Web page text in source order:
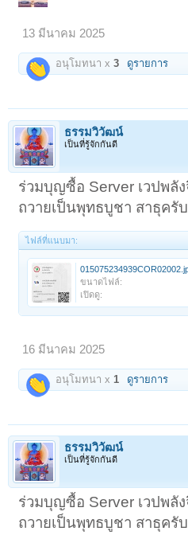
13 มีนาคม 2025
อนุโมทนา x3 ดูรายการ
ธรรมวิวัฒน์
เป็นที่รู้จักกันดี
ร่วมบุญซื้อ Server เวปพลั
ถวายเป็นพุทธบูชา สาธุครับ
ไฟล์ที่แนบมา:
ขนาดไฟล์:
เปิดดู:
16 มีนาคม 2025
อนุโมทนา x 1 ดูรายการ
ธรรมวิวัฒน์
เป็นที่รู้จักกันดี
ร่วมบุญซื้อ Server เวปพลั
ถวายเป็นพุทธบูชา สาธุครับ